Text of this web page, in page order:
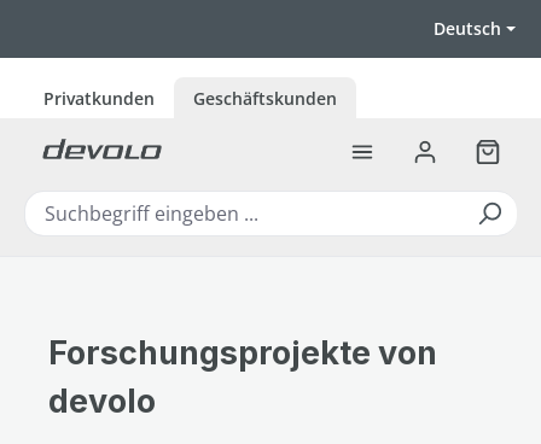
Deutsch
Privatkunden Geschäftskunden
Forschungsprojekte von
devolo